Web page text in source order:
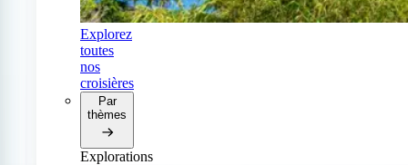
Explorez
toutes
nos
croisières
Par
thèmes
Explorations